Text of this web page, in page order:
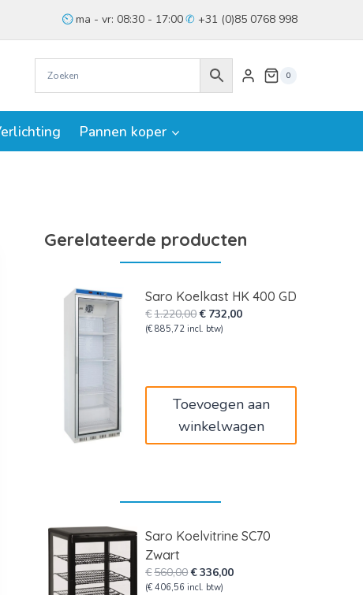
ma - vr: 08:30 - 17:00 +31 (0)85 0768 998
0
Pannen koper
Gerelateerde producten
Saro Koelkast HK 400 GD
€1.220,00Oorspronkelijke
prijs
€ 732,00Huidige
(€ 885,72 incl. btw)
Toevoegen aan
winkelwagen
Saro Koelvitrine SC70
Zwart
€560,00Oorspronkelijke
prijs
€336,00Huidige
(€ 406,56 incl. btw)